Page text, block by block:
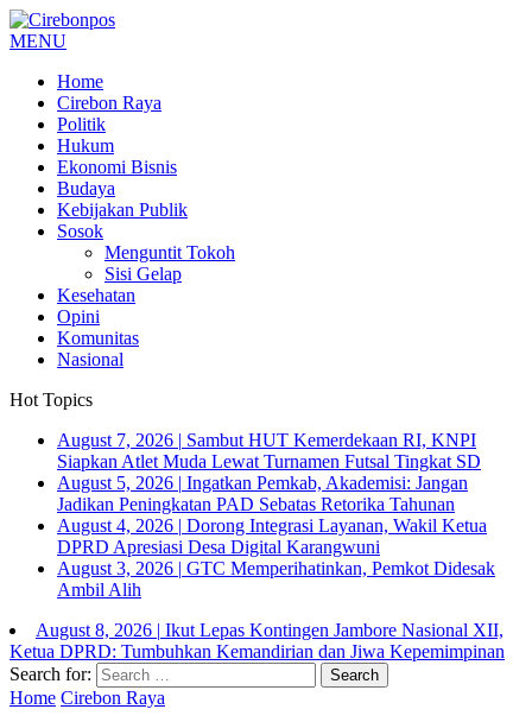
MENU
Home
Cirebon Raya
Politik
Hukum
Ekonomi Bisnis
Budaya
Kebijakan Publik
Sosok
Menguntit Tokoh
Sisi Gelap
Kesehatan
Opini
Komunitas
Nasional
Hot Topics
August 7, 2026 | Sambut HUT Kemerdekaan RI, KNPI
Siapkan Atlet Muda Lewat Turnamen Futsal Tingkat SD
August 5, 2026 | Ingatkan Pemkab, Akademisi: Jangan
Jadikan Peningkatan PAD Sebatas Retorika Tahunan
August 4, 2026 | Dorong Integrasi Layanan, Wakil Ketua
DPRD Apresiasi Desa Digital Karangwuni
August 3, 2026 | GTC Memperihatinkan, Pemkot Didesak
Ambil Alih
August 8, 2026 | Ikut Lepas Kontingen Jambore Nasional XII,
Ketua DPRD: Tumbuhkan Kemandirian dan Jiwa Kepemimpinan
Search for:
Home Cirebon Raya